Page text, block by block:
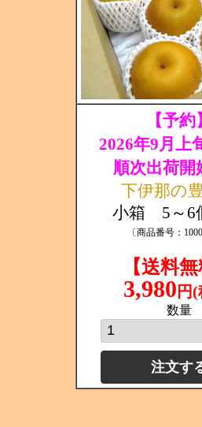
【予約】
2026年9月上
順次出荷開
下伊那の
小箱 5～6
〔商品番号：
【送料無
3,980 円
数量